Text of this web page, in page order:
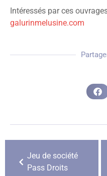
Intéressés par ces
galurinmelusine.com
Jeu de société
Pass Droits